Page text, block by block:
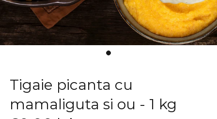
Tigaie picanta cu
mamaliguta si ou - 1 kg